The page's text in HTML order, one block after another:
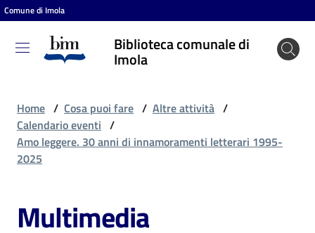
Vai al contenuto
Vai alla navigazione
Vai al footer
Comune di Imola
Biblioteca comunale di
Imola
Biblioteca
comunale
Entra
Cosa
Home / Cosa puoi fare / Altre attività /
Calendario eventi /
Amo leggere. 30 anni di innamoramenti letterari 1995-
2025
Multimedia